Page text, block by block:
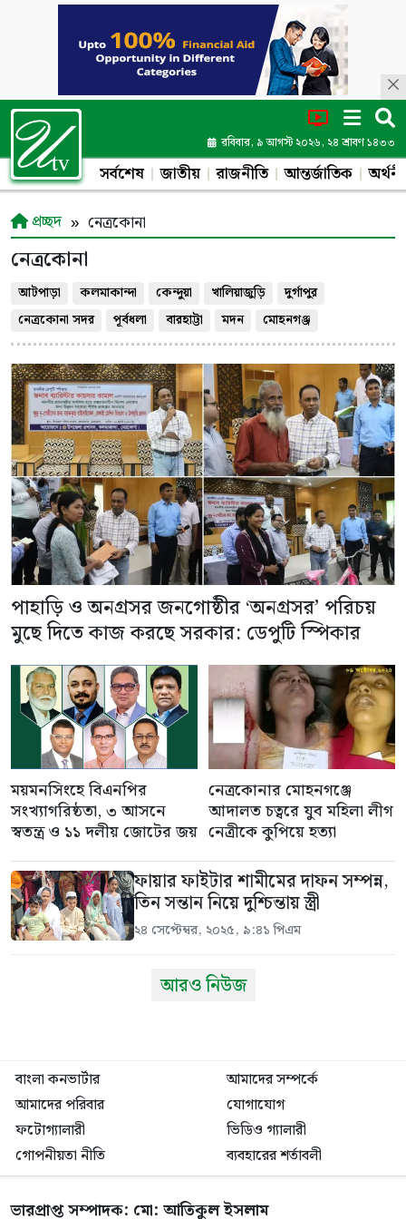
রবিবার, ৯ আগস্ট ২০২৬, ২৪ শ্রাবণ ১৪৩৩
সর্বশেষ জাতীয় রাজনীতি আন্তর্জাতিক
প্রচ্ছদ
নেত্রকোনা
নেত্রকোনা
আটপাড়া কলমাকান্দা কেন্দুয়া খালিয়াজুড়ি
দুর্গাপুর
নেত্রকোনা সদর
পূর্বধলা বারহাট্টা মদন মোহনগঞ্জ
পাহাড়ি ও অনগ্রসর জনগোষ্ঠীর ‘অনগ্রসর’ পরিচয়
মুছে দিতে কাজ করছে সরকার: ডেপুটি স্পিকার
ময়মনসিংহে বিএনপির
সংখ্যাগরিষ্ঠতা, ৩ আসনে
স্বতন্ত্র ও ১১ দলীয় জোটের জয়
নেত্রকোনার মোহনগঞ্জে
আদালত চত্বরে যুব মহিলা লীগ
নেত্রীকে কুপিয়ে হত্যা
ফায়ার ফাইটার শামীমের দাফন সম্পন্ন,
তিন সন্তান নিয়ে দুশ্চিন্তায় স্ত্রী
২৪ সেপ্টেম্বর, ২০২৫, ৯:৪১ পিএম
আরও নিউজ
বাংলা কনভার্টার
আমাদের সম্পর্কে
আমাদের পরিবার
যোগাযোগ
ফটোগ্যালারী
ভিডিও গ্যালারী
গোপনীয়তা নীতি
ব্যবহারের শর্তাবলী
ভারপ্রাপ্ত সম্পাদক: মো: আতিকুল ইসলাম